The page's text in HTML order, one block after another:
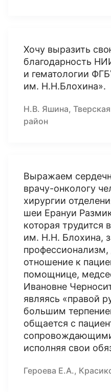
Хочу выразить
благодарность
и гематологии
им. Н.Н.Блохина».
Н.В. Яшина,
район
Выражаем
врачу-онкологу
хирургии
шеи Ерануи
которая
им. Н.Н. Блохина,
отношение к
помощнице,
Ивановне
являясь «правой
большим
общается с
исполняя свои
Героева Е.А.,